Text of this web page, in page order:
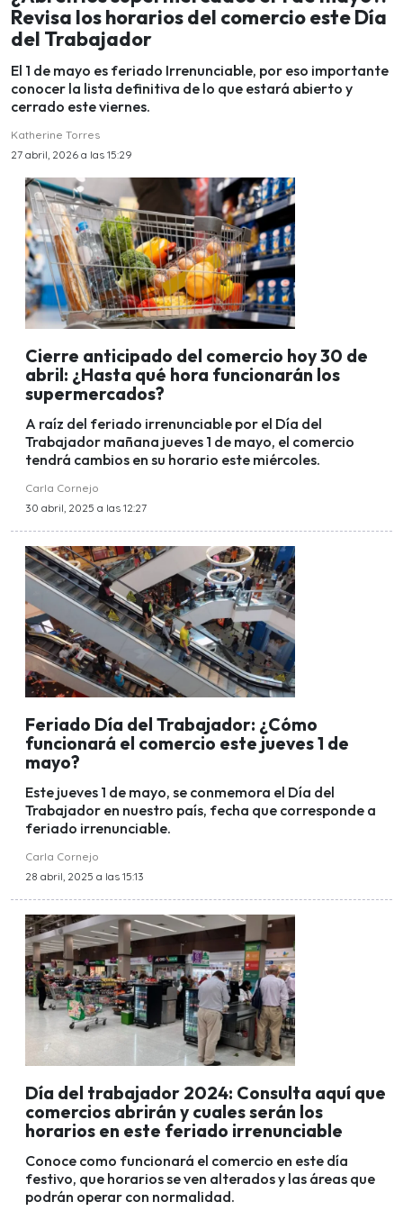
Revisa los horarios del comercio este Día
del Trabajador
El 1 de mayo es feriado Irrenunciable, por eso importante
conocer la lista definitiva de lo que estará abierto y
cerrado este viernes.
Katherine Torres
27 abril, 2026 a las 15:29
Cierre anticipado del comercio hoy 30 de
abril: ¿Hasta qué hora funcionarán los
supermercados?
A raíz del feriado irrenunciable por el Día del
Trabajador mañana jueves 1 de mayo, el comercio
tendrá cambios en su horario este miércoles.
Carla Cornejo
30 abril, 2025 a las 12:27
Feriado Día del Trabajador: ¿Cómo
funcionará el comercio este jueves 1 de
mayo?
Este jueves 1 de mayo, se conmemora el Día del
Trabajador en nuestro país, fecha que corresponde a
feriado irrenunciable.
Carla Cornejo
28 abril, 2025 a las 15:13
Día del trabajador 2024: Consulta aquí que
comercios abrirán y cuales serán los
horarios en este feriado irrenunciable
Conoce como funcionará el comercio en este día
festivo, que horarios se ven alterados y las áreas que
podrán operar con normalidad.